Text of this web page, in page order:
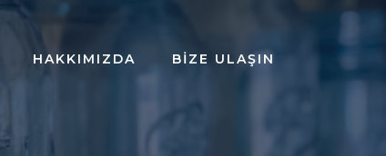
HAKKIMIZDA BIZE ULAŞIN